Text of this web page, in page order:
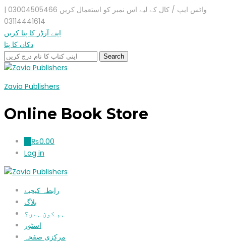
واٹس ایپ / کال کے لیے اس نمبر کو استعمال کریں 03004505466 |
03114441614
اپنے آرڈر کا پتا کریں
دکان کا پتا
Zavia Publishers
Online Book Store
₨0.00
Log in
رابطہ کیجیۓ
بلاگ
ہم کون ہیں؟
اسٹور
مرکزی صفحہ